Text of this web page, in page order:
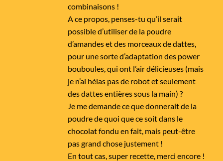
combinaisons !
A ce propos, penses-tu qu’il serait
possible d’utiliser de la poudre
d’amandes et des morceaux de dattes,
pour une sorte d’adaptation des power
bouboules, qui ont l’air délicieuses (mais
je n’ai hélas pas de robot et seulement
des dattes entières sous la main) ?
Je me demande ce que donnerait de la
poudre de quoi que ce soit dans le
chocolat fondu en fait, mais peut-être
pas grand chose justement !
En tout cas, super recette, merci encore !